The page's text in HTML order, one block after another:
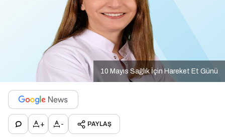
10 Mayıs Sağlık İçin Hareket Et Günü
+ - PAYLAŞ